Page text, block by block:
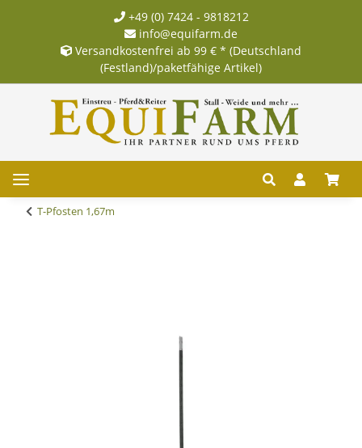
+49 (0) 7424 - 9818212
info@equifarm.de
Versandkostenfrei ab 99 € * (Deutschland
(Festland)/paketfähige Artikel)
T-Pfosten 1,67m